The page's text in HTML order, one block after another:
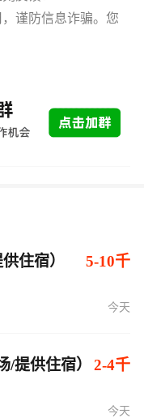
谨防信息诈骗。您
住宿） 5-10千
今天
提供住宿） 2-4千
今天